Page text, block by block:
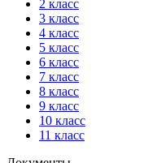
2 класс
3 класс
4 класс
5 класс
6 класс
7 класс
8 класс
9 класс
10 класс
11 класс